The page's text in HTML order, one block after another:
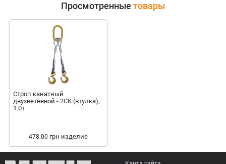
Просмотренные товары
Строп канатный
двухветвевой - 2СК (втулка),
1.0т
478.00 грн изделие